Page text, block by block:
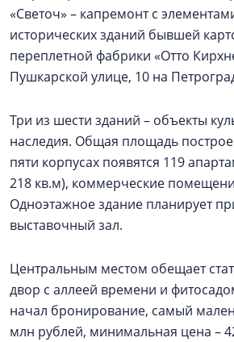
«Светоч» – капремонт с
исторических зданий бывшей
переплетной фабрики «Отто
Пушкарской улице, 10 на
Три из шести зданий – объекты
наследия. Общая площадь
пяти корпусах появятся 119
218 кв.м), коммерческие
Одноэтажное здание планирует
выставочный зал.
Центральным местом обещает
двор с аллеей времени и
начал бронирование, самый
млн рублей, минимальная цена –